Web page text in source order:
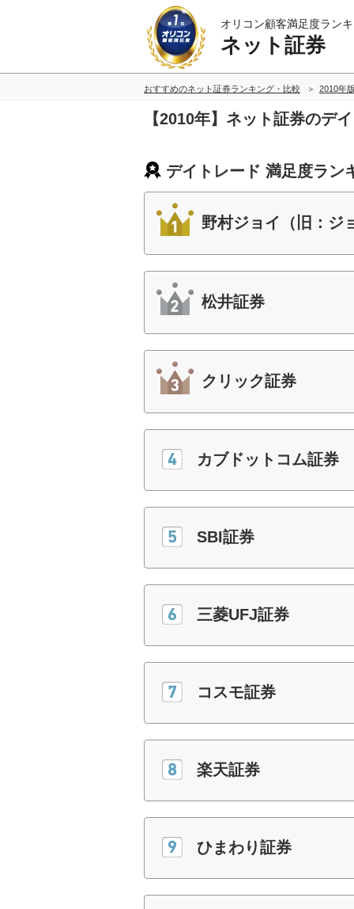
オリコン顧客満足度ラン
ネット証券
おすすめのネット証券ランキング・比較 2010年
【2010年】ネット証券のデ
デイトレード 満足度ラン
野村ジョイ（旧：ジ
松井証券
クリック証券
カブドットコム証券
SBI証券
三菱UFJ証券
コスモ証券
楽天証券
ひまわり証券